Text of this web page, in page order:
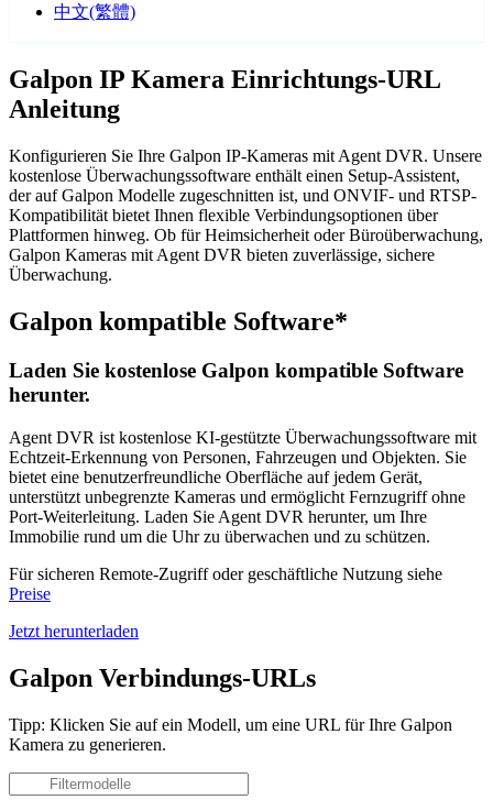
中文(繁體)
Galpon IP Kamera Einrichtungs-URL
Anleitung
Konfigurieren Sie Ihre Galpon IP-Kameras mit Agent DVR. Unsere
kostenlose Überwachungssoftware enthält einen Setup-Assistent,
der auf Galpon Modelle zugeschnitten ist, und ONVIF- und RTSP-
Kompatibilität bietet Ihnen flexible Verbindungsoptionen über
Plattformen hinweg. Ob für Heimsicherheit oder Büroüberwachung,
Galpon Kameras mit Agent DVR bieten zuverlässige, sichere
Überwachung.
Galpon kompatible Software*
Laden Sie kostenlose Galpon kompatible Software
herunter.
Agent DVR ist kostenlose KI-gestützte Überwachungssoftware mit
Echtzeit-Erkennung von Personen, Fahrzeugen und Objekten. Sie
bietet eine benutzerfreundliche Oberfläche auf jedem Gerät,
unterstützt unbegrenzte Kameras und ermöglicht Fernzugriff ohne
Port-Weiterleitung. Laden Sie Agent DVR herunter, um Ihre
Immobilie rund um die Uhr zu überwachen und zu schützen.
Für sicheren Remote-Zugriff oder geschäftliche Nutzung siehe
Preise
Jetzt herunterladen
Galpon Verbindungs-URLs
Tipp: Klicken Sie auf ein Modell, um eine URL für Ihre Galpon
Kamera zu generieren.